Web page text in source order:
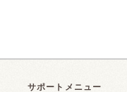
サポートメニュー